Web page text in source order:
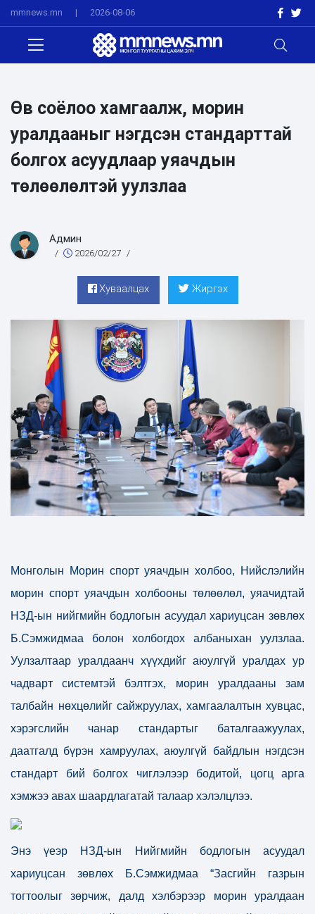
mmnews.mn | 2026-08-06
Өв соёлоо хамгаалж, морин
уралдааныг нэгдсэн стандарттай
болгох асуудлаар уяачдын
төлөөлөлтэй уулзлаа
Админ
/ 2026/02/27 /
Хуваалцах Жиргэх
Монголын Морин спорт уяачдын холбоо, Нийслэлийн
морин спорт уяачдын холбооны төлөөлөл, уяачидтай
НЗД-ын нийгмийн бодлогын асуудал хариуцсан зөвлөх
Б.Сэмжидмаа болон холбогдох албаныхан уулзлаа.
Уулзалтаар уралдаанч хүүхдийг аюулгүй уралдах ур
чадварт системтэй бэлтгэх, морин уралдааны зам
талбайн нөхцөлийг сайжруулах, хамгаалалтын хувцас,
хэрэгслийн чанар стандартыг баталгаажуулах,
даатгалд бүрэн хамруулах, аюулгүй байдлын нэгдсэн
стандарт бий болгох чиглэлээр бодитой, цогц арга
хэмжээ авах шаардлагатай талаар хэлэлцлээ.
Энэ үеэр НЗД-ын Нийгмийн бодлогын асуудал
хариуцсан зөвлөх Б.Сэмжидмаа “Засгийн газрын
тогтоолыг зөрчиж, далд хэлбэрээр морин уралдаан